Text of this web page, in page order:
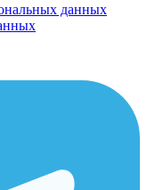
данных